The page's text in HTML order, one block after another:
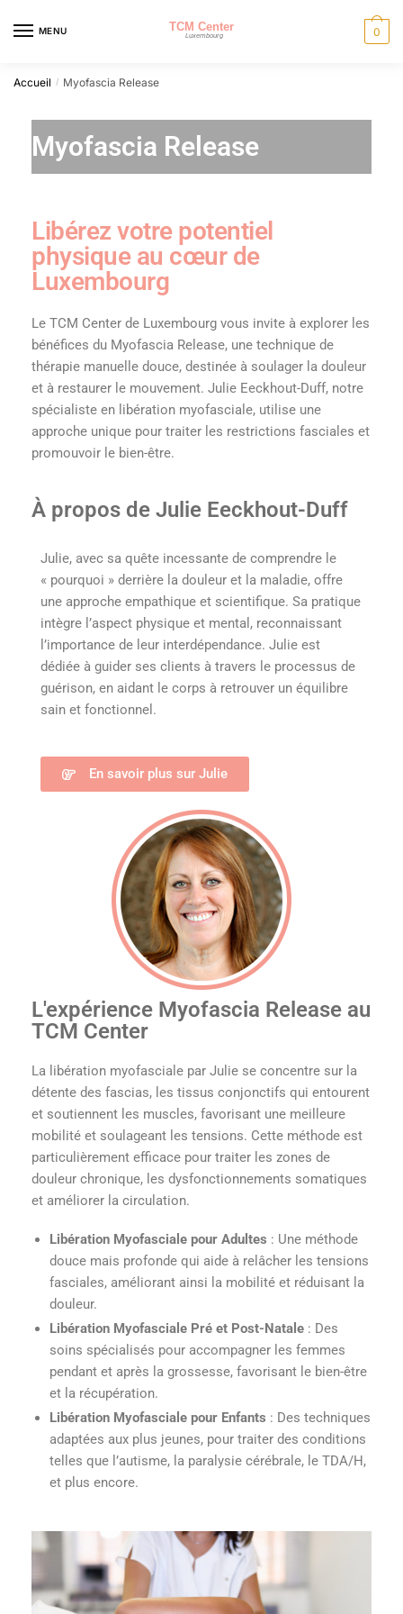
MENU 0
Accueil / Myofascia Release
Myofascia Release
Libérez votre potentiel
physique au cœur de
Luxembourg
Le TCM Center de Luxembourg vous invite à explorer les
bénéfices du Myofascia Release, une technique de
thérapie manuelle douce, destinée à soulager la douleur
et à restaurer le mouvement. Julie Eeckhout-Duff, notre
spécialiste en libération myofasciale, utilise une
approche unique pour traiter les restrictions fasciales et
promouvoir le bien-être.
À propos de Julie Eeckhout-Duff
Julie, avec sa quête incessante de comprendre le
« pourquoi » derrière la douleur et la maladie, offre
une approche empathique et scientifique. Sa pratique
intègre l’aspect physique et mental, reconnaissant
l’importance de leur interdépendance. Julie est
dédiée à guider ses clients à travers le processus de
guérison, en aidant le corps à retrouver un équilibre
sain et fonctionnel.
En savoir plus sur Julie
L'expérience Myofascia Release au
TCM Center
La libération myofasciale par Julie se concentre sur la
détente des fascias, les tissus conjonctifs qui entourent
et soutiennent les muscles, favorisant une meilleure
mobilité et soulageant les tensions. Cette méthode est
particulièrement efficace pour traiter les zones de
douleur chronique, les dysfonctionnements somatiques
et améliorer la circulation.
Libération Myofasciale pour Adultes : Une méthode
douce mais profonde qui aide à relâcher les tensions
fasciales, améliorant ainsi la mobilité et réduisant la
douleur.
Libération Myofasciale Pré et Post-Natale : Des
soins spécialisés pour accompagner les femmes
pendant et après la grossesse, favorisant le bien-être
et la récupération.
Libération Myofasciale pour Enfants : Des techniques
adaptées aux plus jeunes, pour traiter des conditions
telles que l’autisme, la paralysie cérébrale, le TDA/H,
et plus encore.